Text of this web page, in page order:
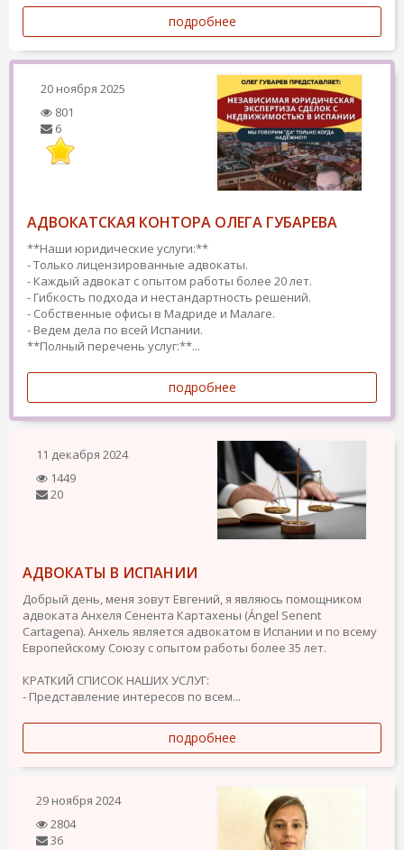
подробнее
20 ноября 2025
801
6
АДВОКАТСКАЯ КОНТОРА ОЛЕГА ГУБАРЕВА
**Наши юридические услуги:**
- Только лицензированные адвокаты.
- Каждый адвокат с опытом работы более 20 лет.
- Гибкость подхода и нестандартность решений.
- Собственные офисы в Мадриде и Малаге.
- Ведем дела по всей Испании.
**Полный перечень услуг:**...
подробнее
11 декабря 2024
1449
20
АДВОКАТЫ В ИСПАНИИ
Добрый день, меня зовут Евгений, я являюсь помощником
адвоката Анхеля Сенента Картахены (Ángel Senent
Cartagena). Анхель является адвокатом в Испании и по всему
Европейскому Союзу с опытом работы более 35 лет.
КРАТКИЙ СПИСОК НАШИХ УСЛУГ:
- Представление интересов по всем...
подробнее
29 ноября 2024
2804
36